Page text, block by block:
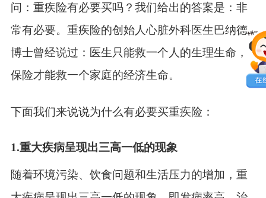
问：重疾险有必要买吗？我们给出的答案是：非
常有必要。重疾险的创始人心脏外科医生巴纳德
博士曾经说过：医生只能救一个人的生理生命，
保险才能救一个家庭的经济生命。
下面我们来说说为什么有必要买重疾险：
1.重大疾病呈现出三高一低的现象
随着环境污染、饮食问题和生活压力的增加，重